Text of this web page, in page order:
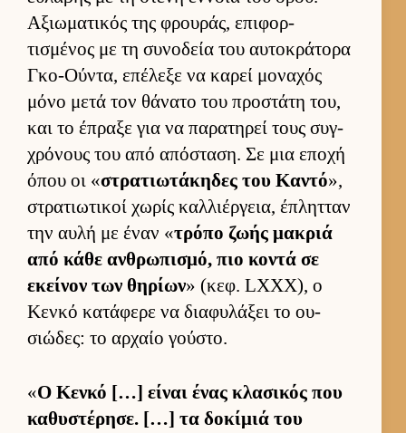
Αξιω­ματικός της φρου­ράς, επιφορ­
τισμένος με τη συνοδεία του αυ­τοκράτορα
Γκο-Ού­ντα, επέλεξε να καρεί μοναχός
μόνο μετά τον θάνατο του προστάτη του,
και το έπραξε για να παρατηρεί τους συγ­
χρόνους του από απόσταση. Σε μια εποχή
όπου οι «στρατιω­τάκηδες του Καντό»,
στρατιω­τικοί χωρίς καλ­λιέρ­γεια, έπλητ­ταν
την αυλή με έναν «τρόπο ζωής μακριά
από κάθε αν­θρωπισμό, πιο κοντά σε
εκεί­νον των θηρίων» (κεφ. LXXX), ο
Κενκό κατάφερε να δια­φυλάξει το ου­
σιώδες: το αρ­χαίο γού­στο.
«Ο Κενκό […] εί­ναι ένας κλασικός που
καθυστέρησε. […] τα δοκίμιά του